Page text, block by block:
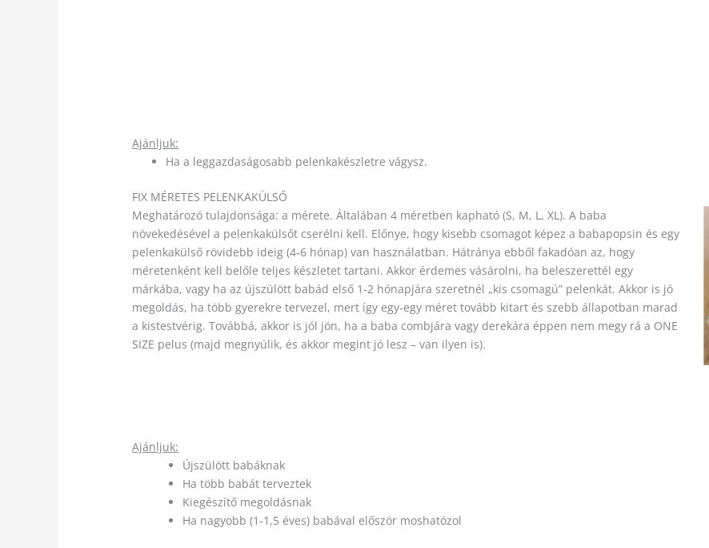
Ajánljuk:
Ha a leggazdaságosabb pelenkakészletre vágysz.
FIX MÉRETES PELENKAKÜLSŐ
Meghatározó tulajdonsága: a mérete. Általában 4 méretben kapható (S, M, L, XL). A baba
növekedésével a pelenkakülsőt cserélni kell. Előnye, hogy kisebb csomagot képez a babapopsin és egy
pelenkakülső rövidebb ideig (4-6 hónap) van használatban. Hátránya ebből fakadóan az, hogy
méretenként kell belőle teljes készletet tartani. Akkor érdemes vásárolni, ha beleszerettél egy
márkába, vagy ha az újszülött babád első 1-2 hónapjára szeretnél „kis csomagú” pelenkát. Akkor is jó
megoldás, ha több gyerekre tervezel, mert így egy-egy méret tovább kitart és szebb állapotban marad
a kistestvérig. Továbbá, akkor is jól jön, ha a baba combjára vagy derekára éppen nem megy rá a ONE
SIZE pelus (majd megnyúlik, és akkor megint jó lesz – van ilyen is).
Ajánljuk:
Újszülött babáknak
Ha több babát terveztek
Kiegészítő megoldásnak
Ha nagyobb (1-1,5 éves) babával először moshatózol